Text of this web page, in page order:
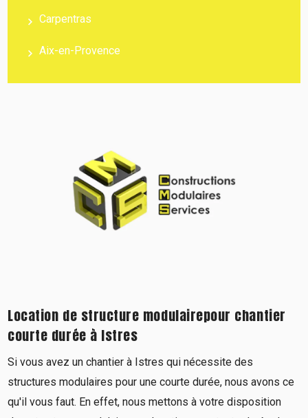
Carpentras
Aix-en-Provence
Location de structure modulairepour chantier
courte durée à Istres
Si vous avez un chantier à Istres qui nécessite des
structures modulaires pour une courte durée, nous avons ce
qu'il vous faut. En effet, nous mettons à votre disposition